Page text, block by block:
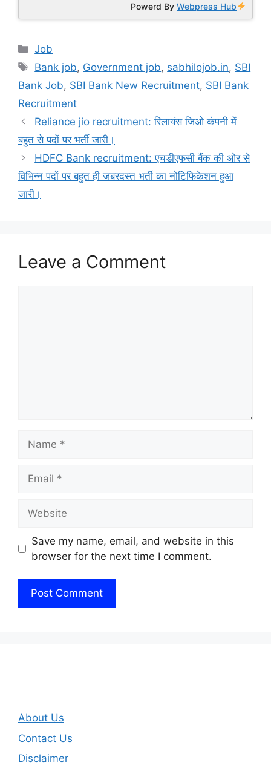
Powerd ByWebpress Hub
Categories
Job
Tags
Bank job, Government job, sabhilojob.in, SBI
Bank Job, SBI Bank New Recruitment, SBI Bank
Recruitment
Reliance jio recruitment: रिलायंस जिओ कंपनी में
बहुत से पदों पर भर्ती जारी।
HDFC Bank recruitment: एचडीएफसी बैंक की ओर से
विभिन्न पदों पर बहुत ही जबरदस्त भर्ती का नोटिफिकेशन हुआ
जारी।
Leave a Comment
Save my name, email, and website in this
browser for the next time I comment.
About Us
Contact Us
Disclaimer